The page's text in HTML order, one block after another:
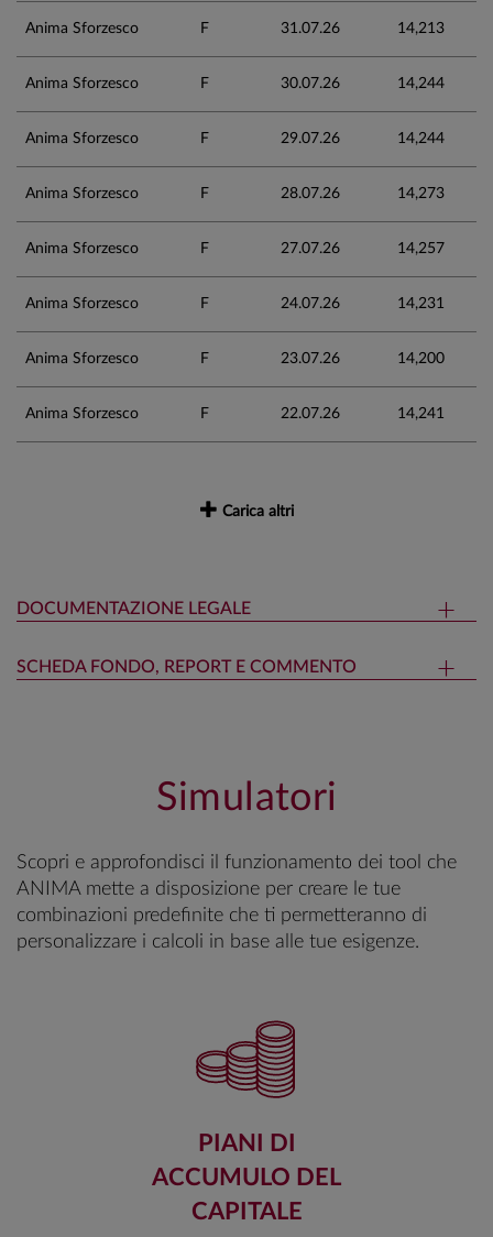
Anima Sforzesco F 31.07.26 14,213
Anima Sforzesco F 30.07.26 14,244
Anima Sforzesco F 29.07.26 14,244
Anima Sforzesco F 28.07.26 14,273
Anima Sforzesco F 27.07.26 14,257
Anima Sforzesco F 24.07.26 14,231
Anima Sforzesco F 23.07.26 14,200
Anima Sforzesco F 22.07.26 14,241
Carica altri
DOCUMENTAZIONE LEGALE
SCHEDA FONDO, REPORT E COMMENTO
Simulatori
Scopri e approfondisci il funzionamento dei tool che
ANIMA mette a disposizione per creare le tue
combinazioni predefinite che ti permetteranno di
personalizzare i calcoli in base alle tue esigenze.
PIANI DI
ACCUMULO DEL
CAPITALE